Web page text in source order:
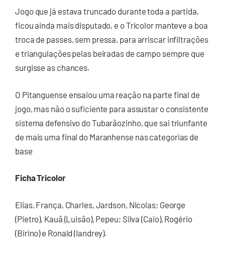
Jogo que já estava truncado durante toda a partida,
ficou ainda mais disputado, e o Tricolor manteve a boa
troca de passes, sem pressa, para arriscar infiltrações
e triangulações pelas beiradas de campo sempre que
surgisse as chances.
O Pitanguense ensaiou uma reação na parte final de
jogo, mas não o suficiente para assustar o consistente
sistema defensivo do Tubarãozinho, que sai triunfante
de mais uma final do Maranhense nas categorias de
base
Ficha Tricolor
Elias, França, Charles, Jardson, Nicolas; George
(Pietro), Kauã (Luisão), Pepeu; Silva (Caio), Rogério
(Birino) e Ronald (Iandrey).